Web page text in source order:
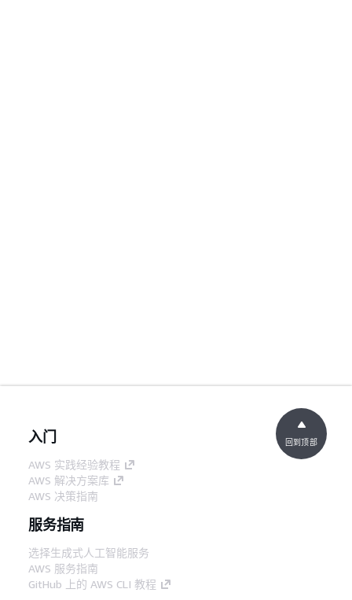
入门
AWS 实践经验教程
AWS 解决方案库
AWS 决策指南
服务指南
选择生成式人工智能服务
AWS 服务指南
GitHub 上的 AWS CLI 教程
回到顶部